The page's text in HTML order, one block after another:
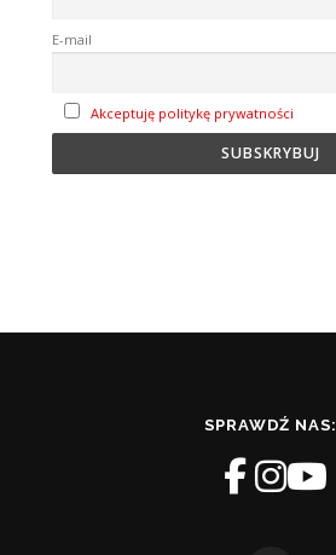
E-mail
Akceptuję politykę prywatności
SPRAWDŹ NAS: